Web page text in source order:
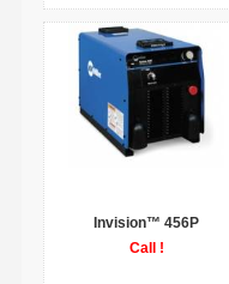
Invision™ 456P
Call !